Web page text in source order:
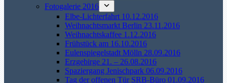
Fotogalerie 2016
Elbe-Lichterfahrt 10.12.2016
Weihnachtsmarkt Berlin 23.11.2016
Weihnachtskaffee 1.12.2016
Frühstück am 16.10.2016
Eulenspiegelstadt Mölln 28.09.2016
Erzgebirge 21. – 26.08.2016
Spaziergang Jenischpark 06.09.2016
Tag der offenen Tür SRB-Büro 01.09.2016